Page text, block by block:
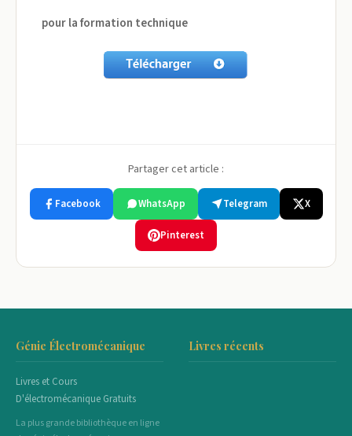
pour la formation technique
Partager cet article :
Facebook WhatsApp Telegram X
Pinterest
Génie Électromécanique
Livres et Cours
D'électromécanique Gratuits
La plus grande bibliothèque en ligne
Livres récents